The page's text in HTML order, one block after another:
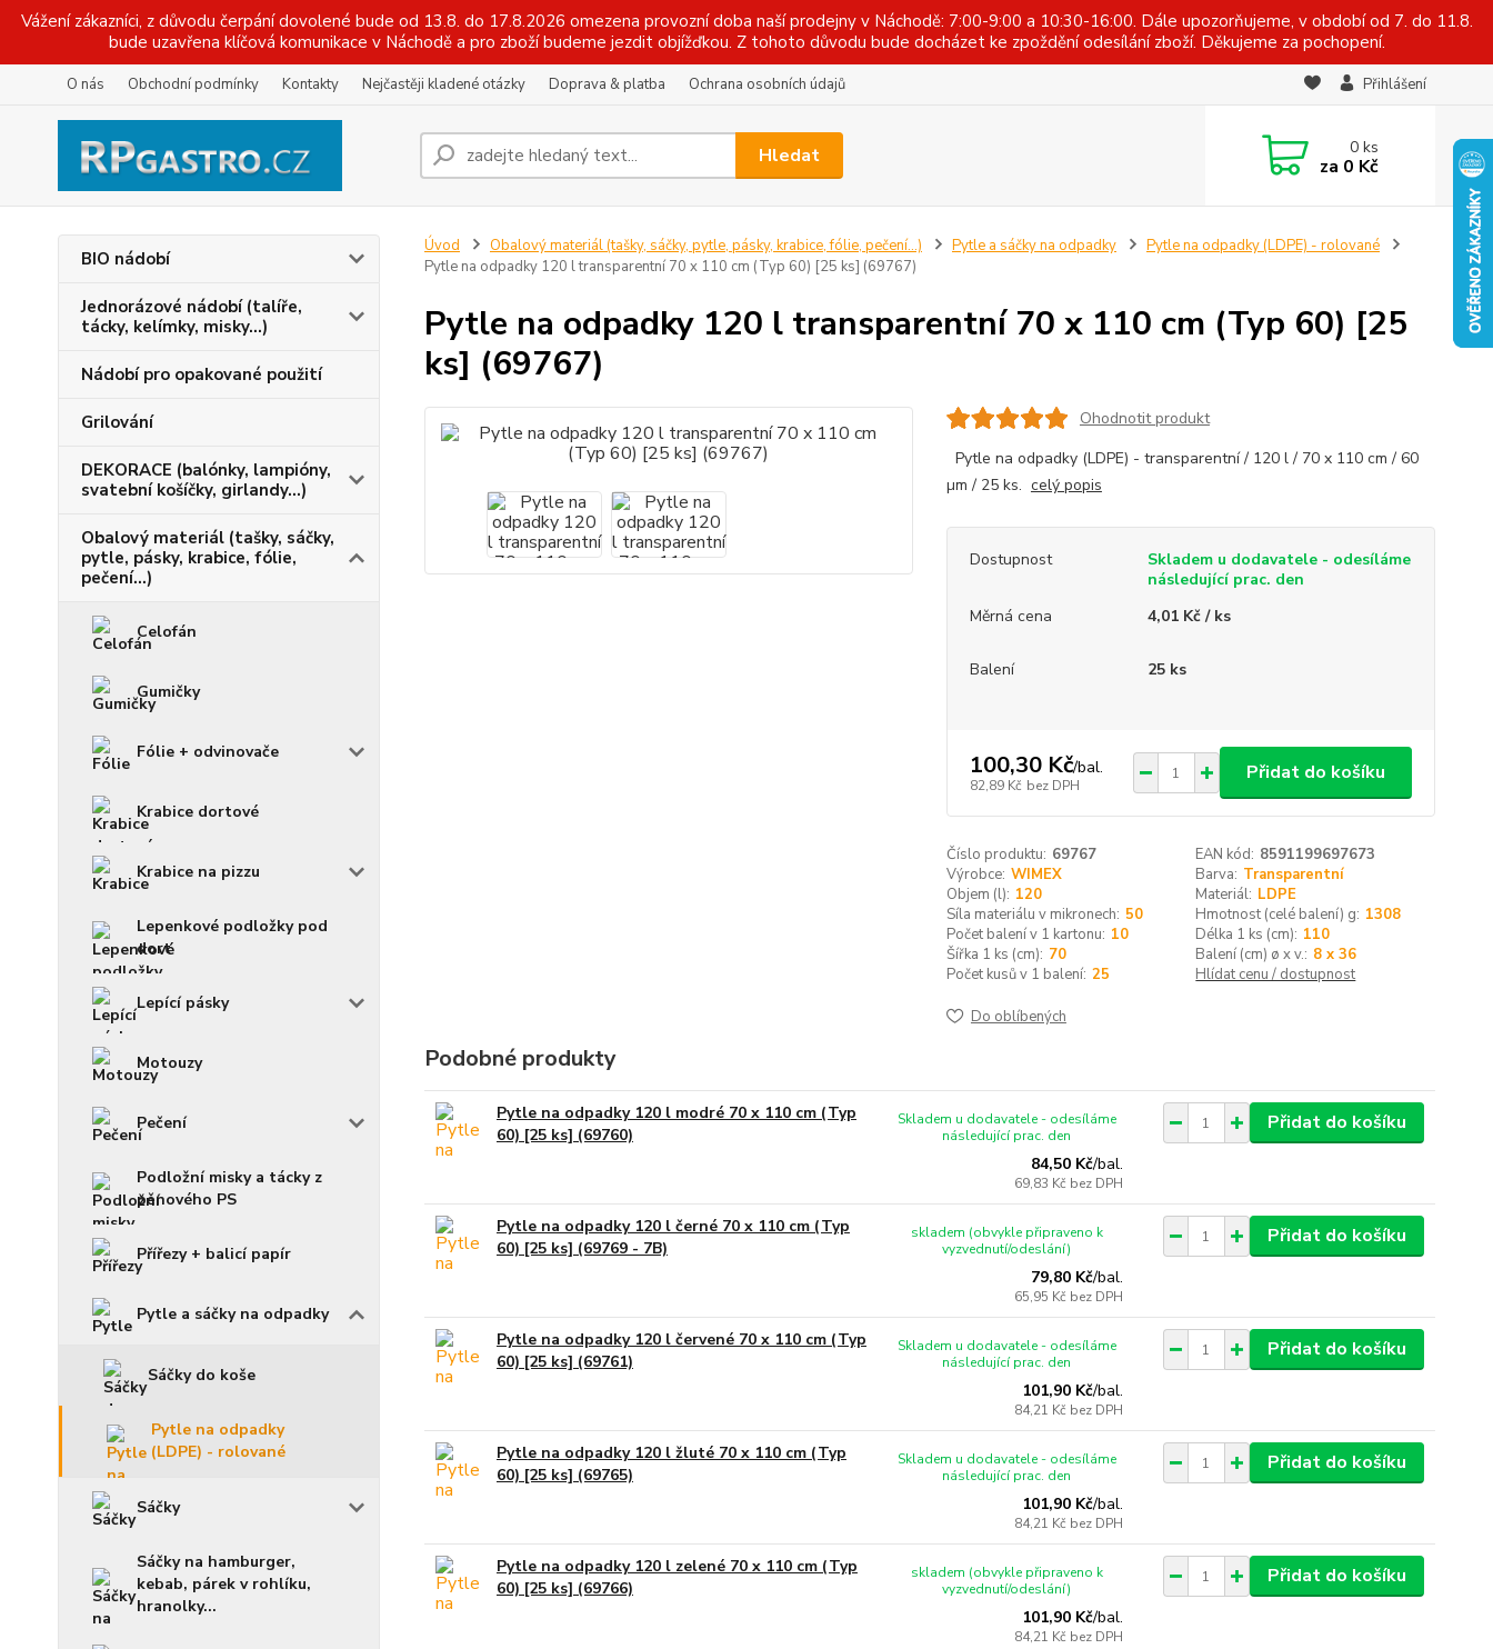
Vážení zákazníci, z důvodu čerpání dovolené bude od 13.8. do 17.8.2026 omezena provozní doba naší prodejny v Náchodě: 7:00-9:00 a 10:30-16:00. Dále upozorňujeme, v období od 7. do 11.8.
bude uzavřena klíčová komunikace v Náchodě a pro zboží budeme jezdit objížďkou. Z tohoto důvodu bude docházet ke zpoždění odesílání zboží. Děkujeme za pochopení.
O nás Obchodní podmínky Kontakty Nejčastěji kladené otázky Doprava & platba Ochrana osobních údajů Přihlášení
Hledat 0ks
za 0 Kč
BIO nádobí
Jednorázové nádobí (talíře,
tácky, kelímky, misky...)
Nádobí pro opakované použití
Grilování
DEKORACE (balónky, lampióny,
svatební košíčky, girlandy...)
Obalový materiál (tašky, sáčky,
pytle, pásky, krabice, fólie,
pečení...)
Celofán
Gumičky
Fólie + odvinovače
Krabice dortové
Krabice na pizzu
Lepenkové podložky pod
dort
Lepící pásky
Motouzy
Pečení
Podložní misky a tácky z
pěnového PS
Přířezy + balicí papír
Pytle a sáčky na odpadky
Sáčky do koše
Pytle na odpadky
(LDPE) - rolované
Sáčky
Sáčky na hamburger,
kebab, párek v rohlíku,
hranolky...
Úvod Obalový materiál (tašky, sáčky, pytle, pásky, krabice, fólie, pečení...) Pytle a sáčky na odpadky
Pytle na odpadky (LDPE) - rolované
Pytle na odpadky 120 l transparentní 70 x 110 cm (Typ 60) [25 ks] (69767)
Pytle na odpadky 120 l transparentní 70 x 110 cm (Typ 60) [25
ks] (69767)
Ohodnotit produkt
Pytle na odpadky (LDPE) - transparentní / 120 l / 70 x 110 cm / 60
µm / 25 ks. celý popis
Dostupnost
Skladem u dodavatele - odesíláme
následující prac. den
Měrná cena
4,01 Kč / ks
Balení 25 ks
100,30 Kč/bal.
82,89 Kč bez DPH
Přidat do košíku
Číslo produktu: 69767 EAN kód: 8591199697673
Výrobce: WIMEX Barva: Transparentní
Objem (l): 120 Materiál: LDPE
Síla materiálu v mikronech: 50 Hmotnost (celé balení) g: 1308
Počet balení v 1 kartonu: 10 Délka 1 ks (cm): 110
Šířka 1 ks (cm): 70 Balení (cm) ø x v.: 8 x 36
Počet kusů v 1 balení: 25 Hlídat cenu / dostupnost
Do oblíbených
Podobné produkty
Pytle na odpadky 120 l modré 70 x 110 cm (Typ
60) [25 ks] (69760)
84,50 Kč/bal.
69,83 Kč bez DPH
Skladem u dodavatele - odesíláme
následující prac. den
Přidat do košíku
Pytle na odpadky 120 l černé 70 x 110 cm (Typ
60) [25 ks] (69769 - 7B)
79,80 Kč/bal.
65,95 Kč bez DPH
skladem (obvykle připraveno k
vyzvednutí/odeslání)
Přidat do košíku
Pytle na odpadky 120 l červené 70 x 110 cm (Typ
60) [25 ks] (69761)
101,90 Kč/bal.
84,21 Kč bez DPH
Skladem u dodavatele - odesíláme
následující prac. den
Přidat do košíku
Pytle na odpadky 120 l žluté 70 x 110 cm (Typ
60) [25 ks] (69765)
101,90 Kč/bal.
84,21 Kč bez DPH
Skladem u dodavatele - odesíláme
následující prac. den
Přidat do košíku
Pytle na odpadky 120 l zelené 70 x 110 cm (Typ
60) [25 ks] (69766)
101,90 Kč/bal.
84,21 Kč bez DPH
skladem (obvykle připraveno k
vyzvednutí/odeslání)
Přidat do košíku